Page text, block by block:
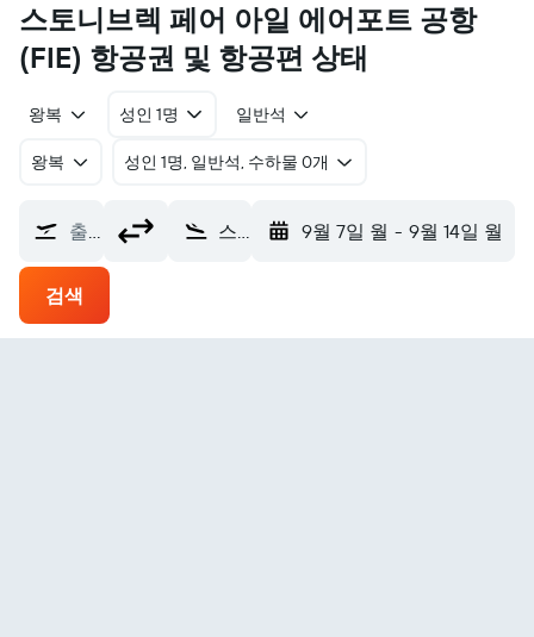
스토니브렉 페어 아일 에어포트 공항
(FIE) 항공권 및 항공편 상태
왕복 성인 1명 일반석
왕복 ​성인 1명, 일반석, 수하물 0개
출발지 스토니브렉 페어 아일 에어포트 (FIE) 9월 7일 월 - 9월 14일 월
검색